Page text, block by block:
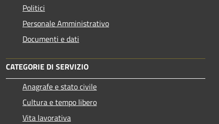
Politici
Personale Amministrativo
Documenti e dati
CATEGORIE DI SERVIZIO
Anagrafe e stato civile
Cultura e tempo libero
Vita lavorativa